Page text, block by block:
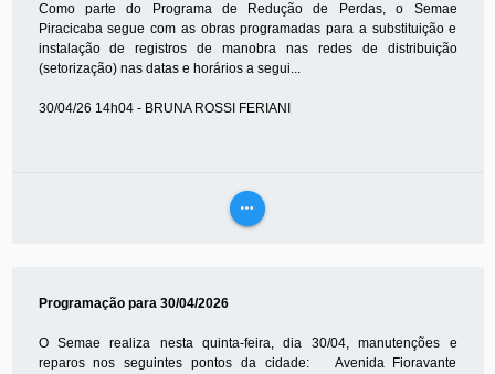
Como parte do Programa de Redução de Perdas, o Semae
Piracicaba segue com as obras programadas para a substituição e
instalação de registros de manobra nas redes de distribuição
(setorização) nas datas e horários a segui...
30/04/26 14h04 - BRUNA ROSSI FERIANI
more_horiz
Programação para 30/04/2026
O Semae realiza nesta quinta-feira, dia 30/04, manutenções e
reparos nos seguintes pontos da cidade: Avenida Fioravante